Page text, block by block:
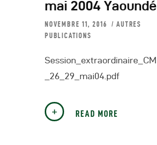
mai 2004 Yaoundé
NOVEMBRE 11, 2016
AUTRES
PUBLICATIONS
Session_extraordinaire_CM
_26_29_mai04.pdf
READ MORE